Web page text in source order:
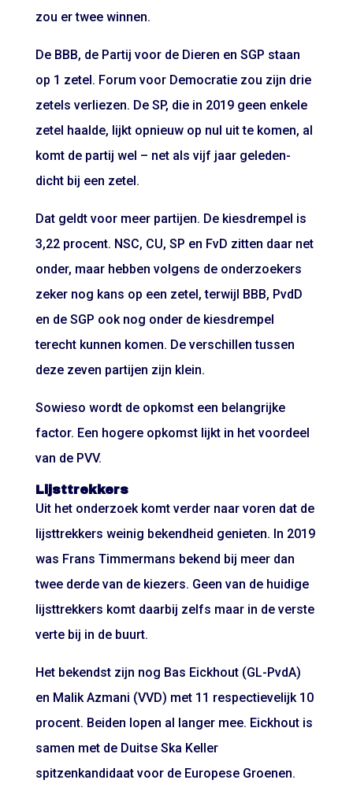
zou er twee winnen.
De BBB, de Partij voor de Dieren en SGP staan
op 1 zetel. Forum voor Democratie zou zijn drie
zetels verliezen. De SP, die in 2019 geen enkele
zetel haalde, lijkt opnieuw op nul uit te komen, al
komt de partij wel – net als vijf jaar geleden-
dicht bij een zetel.
Dat geldt voor meer partijen. De kiesdrempel is
3,22 procent. NSC, CU, SP en FvD zitten daar net
onder, maar hebben volgens de onderzoekers
zeker nog kans op een zetel, terwijl BBB, PvdD
en de SGP ook nog onder de kiesdrempel
terecht kunnen komen. De verschillen tussen
deze zeven partijen zijn klein.
Sowieso wordt de opkomst een belangrijke
factor. Een hogere opkomst lijkt in het voordeel
van de PVV.
Lijsttrekkers
Uit het onderzoek komt verder naar voren dat de
lijsttrekkers weinig bekendheid genieten. In 2019
was Frans Timmermans bekend bij meer dan
twee derde van de kiezers. Geen van de huidige
lijsttrekkers komt daarbij zelfs maar in de verste
verte bij in de buurt.
Het bekendst zijn nog Bas Eickhout (GL-PvdA)
en Malik Azmani (VVD) met 11 respectievelijk 10
procent. Beiden lopen al langer mee. Eickhout is
samen met de Duitse Ska Keller
spitzenkandidaat voor de Europese Groenen.